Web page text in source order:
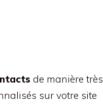
de manière très
sur votre site